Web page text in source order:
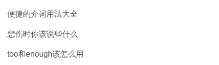
便捷的介词用法大全
悲伤时你该说些什么
too和enough该怎么用